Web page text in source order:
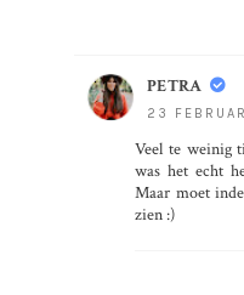
PETRA
23
Veel te weinig
was het echt
Maar moet
zien :)